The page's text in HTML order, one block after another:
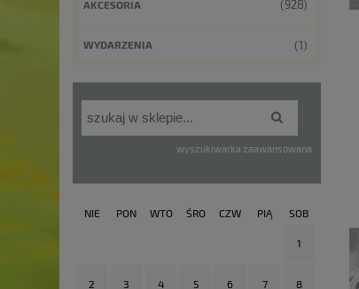
AKCESORIA (928)
WYDARZENIA (1)
wyszukiwarka zaawansowana
NIE PON WTO ŚRO CZW PIĄ SOB
1
2 3 4 5 6 7 8